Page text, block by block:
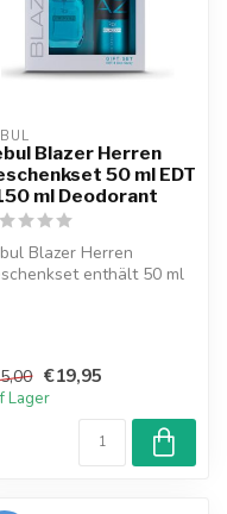
Blazer Herren
50 ml EDT
ml Deodorant
Blazer Herren
enthält 50 ml
€19,95
Lager